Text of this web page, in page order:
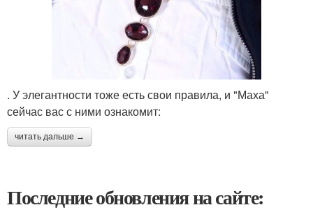
. У элегантности тоже есть свои правила, и "Маха"
сейчас вас с ними ознакомит:
читать дальше →
Последние обновления на сайте: